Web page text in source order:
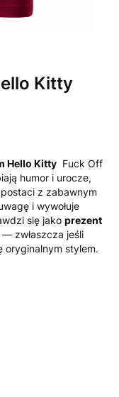
Kitty
Hello Kitty Fuck Off
humor i urocze,
z zabawnym
i wywołuje
się jako prezent
zwłaszcza jeśli
oryginalnym stylem.